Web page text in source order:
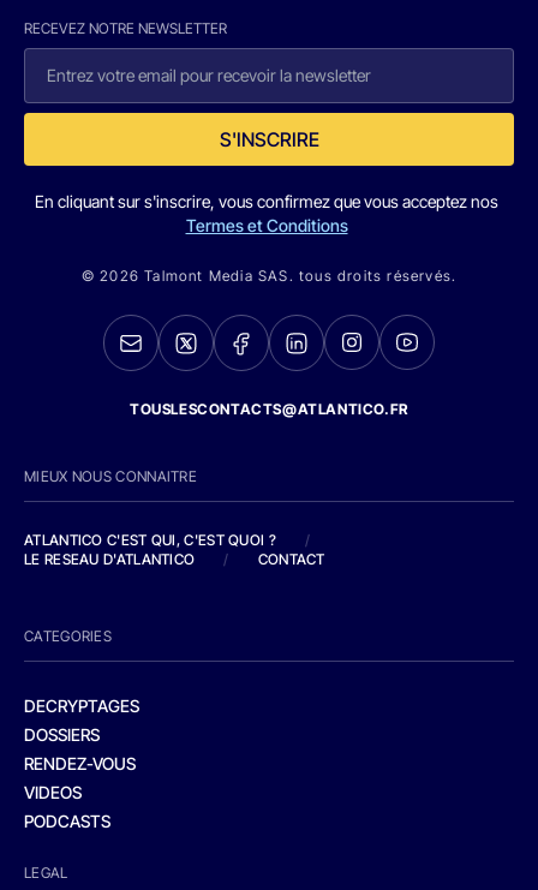
RECEVEZ NOTRE NEWSLETTER
S'INSCRIRE
En cliquant sur s'inscrire, vous confirmez que vous acceptez nos
Termes et Conditions
© 2026 Talmont Media SAS. tous droits réservés.
TOUSLESCONTACTS@ATLANTICO.FR
MIEUX NOUS CONNAITRE
ATLANTICO C'EST QUI, C'EST QUOI ?
/
LE RESEAU D'ATLANTICO
/ CONTACT
CATEGORIES
DECRYPTAGES
DOSSIERS
RENDEZ-VOUS
VIDEOS
PODCASTS
LEGAL